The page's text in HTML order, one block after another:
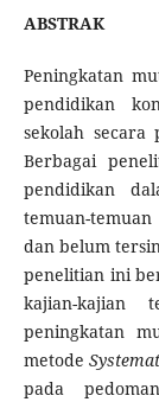
ABSTRAK
Peningkatan
pendidikan
sekolah secara
Berbagai
pendidikan
temuan-
dan belum
penelitian ini
kajian-kajian
peningkatan
metode
pada